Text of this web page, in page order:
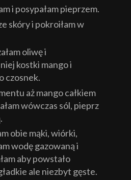
i posypałam pieprzem.
skóry i pokroiłam w
oliwę i
kostki mango i
czosnek.
aż mango całkiem
wówczas sól, pieprz
obie mąki, wiórki,
wodę gazowaną i
aby powstało
ale niezbyt gęste.